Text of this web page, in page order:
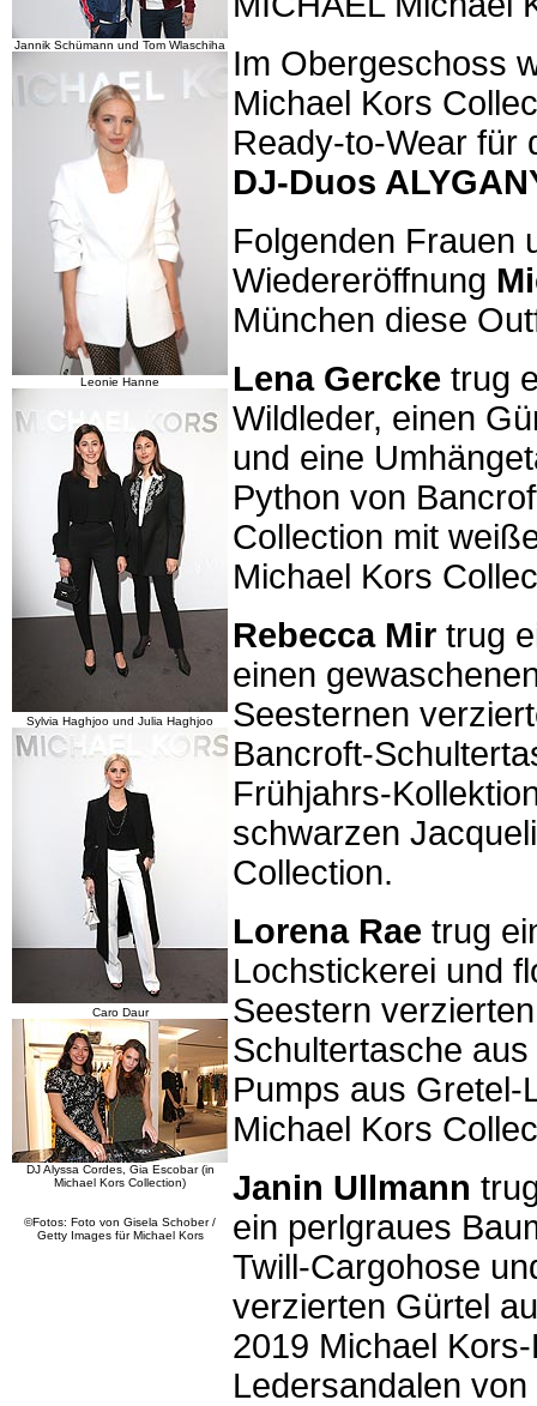
Jannik Schümann und Tom Wlaschiha
Leonie Hanne
Sylvia Haghjoo und Julia Haghjoo
Caro Daur
DJ Alyssa Cordes, Gia Escobar (in
Michael Kors Collection)
©Fotos: Foto von Gisela Schober /
Getty Images für Michael Kors
Im Obergeschoss
Michael Kors
Ready-to-Wear für
DJ-Duos
Folgenden Frauen
Wiedereröffnung
München diese
Lena Gercke trug
Wildleder, einen
und eine
Python von
Collection mit
Michael Kors
Rebecca Mir trug
einen
Seesternen
Bancroft-
Frühjahrs-
schwarzen
Collection.
Lorena Rae trug
Lochstickerei und
Seestern
Schultertasche
Pumps aus Gretel-
Michael Kors
Janin Ullmann
ein perlgraues
Twill-Cargohose
verzierten Gürtel
2019 Michael
Ledersandalen